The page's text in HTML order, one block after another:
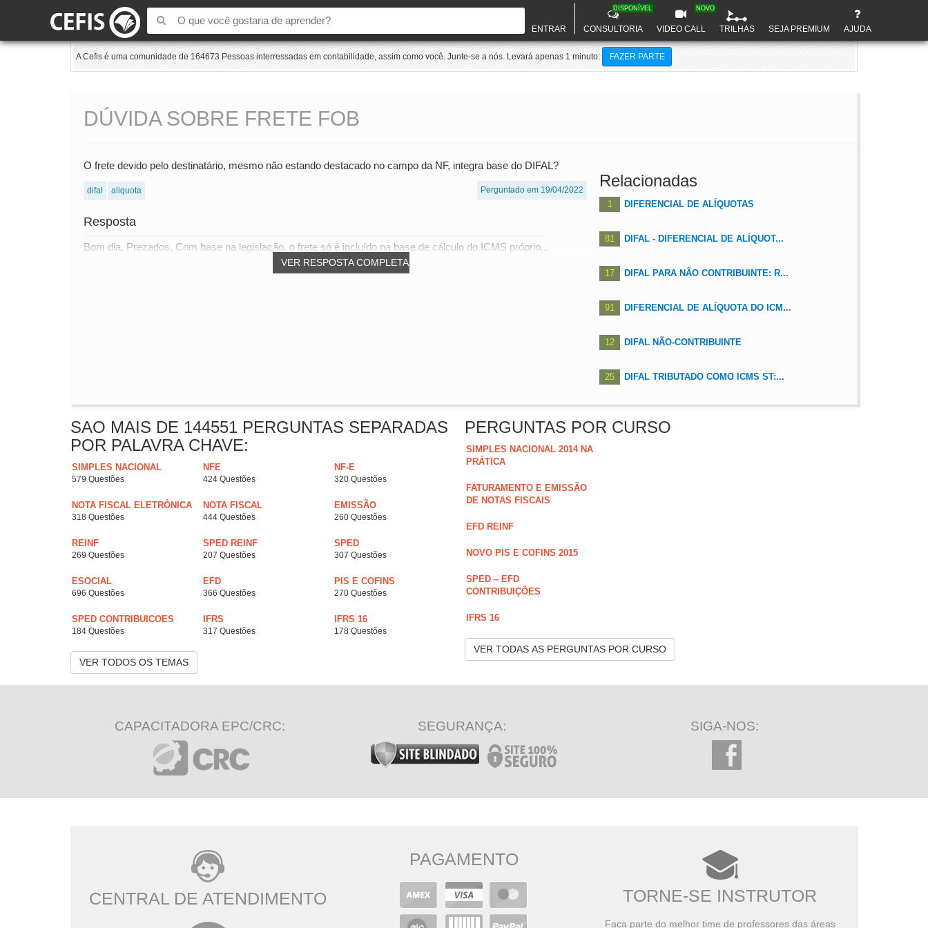
ENTRAR CONSULTORIA
DISPONÍVEL
VIDEO CALL
NOVO
TRILHAS SEJA PREMIUM AJUDA
A Cefis é uma comunidade de 164673 Pessoas interressadas em contabilidade, assim como você. Junte-se a nós. Levará apenas 1 minuto: FAZER PARTE
DÚVIDA SOBRE FRETE FOB
O frete devido pelo destinatário, mesmo não estando destacado no campo da NF, integra base do DIFAL?
difal aliquota Perguntado em 19/04/2022
Resposta
VER RESPOSTA COMPLETA
Bom dia, Prezados, Com base na legislação, o frete só é incluído na base de cálculo do ICMS próprio...
Relacionadas
1 DIFERENCIAL DE ALÍQUOTAS
81 DIFAL - DIFERENCIAL DE ALÍQUOT...
17 DIFAL PARA NÃO CONTRIBUINTE: R...
91 DIFERENCIAL DE ALÍQUOTA DO ICM...
12 DIFAL NÃO-CONTRIBUINTE
25 DIFAL TRIBUTADO COMO ICMS ST:...
SAO MAIS DE 144551 PERGUNTAS SEPARADAS
POR PALAVRA CHAVE:
SIMPLES NACIONAL
579 Questões
NFE
424 Questões
NF-E
320 Questões
NOTA FISCAL ELETRÔNICA
318 Questões
NOTA FISCAL
444 Questões
EMISSÃO
260 Questões
REINF
269 Questões
SPED REINF
207 Questões
SPED
307 Questões
ESOCIAL
696 Questões
EFD
366 Questões
PIS E COFINS
270 Questões
SPED CONTRIBUICOES
184 Questões
IFRS
317 Questões
IFRS 16
178 Questões
VER TODOS OS TEMAS
PERGUNTAS POR CURSO
SIMPLES NACIONAL 2014 NA
PRÁTICA
FATURAMENTO E EMISSÃO
DE NOTAS FISCAIS
EFD REINF
NOVO PIS E COFINS 2015
SPED – EFD
CONTRIBUIÇÕES
IFRS 16
VER TODAS AS PERGUNTAS POR CURSO
CAPACITADORA EPC/CRC: SEGURANÇA: SIGA-NOS:
CENTRAL DE ATENDIMENTO
PAGAMENTO
TORNE-SE INSTRUTOR
Faça parte do melhor time de professores das áreas